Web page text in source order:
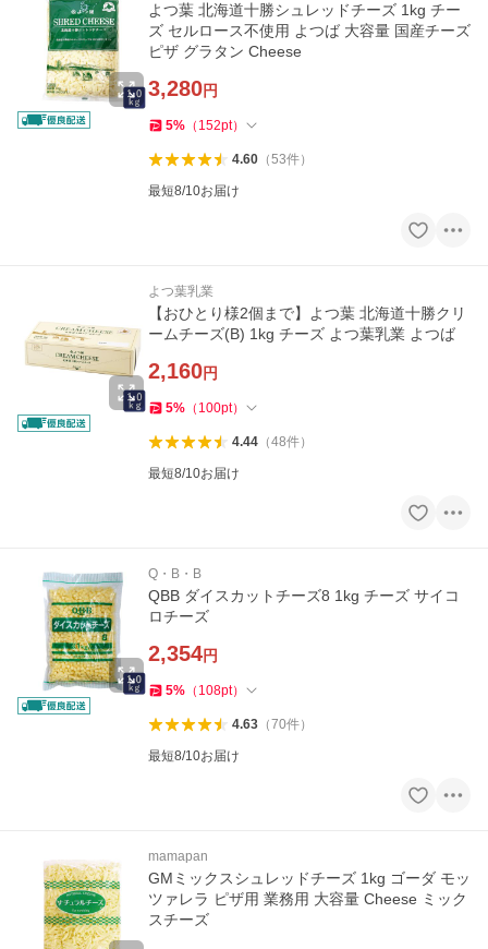
よつ葉 北海道十勝シュレッドチーズ 1kg チー
ズ セルロース不使用 よつば 大容量 国産チーズ
ピザ グラタン Cheese
3,280円
5% （ 152pt）
4.60（53件）
最短8/10お届け
よつ葉乳業
【おひとり様2個まで】よつ葉 北海道十勝クリ
ームチーズ(B) 1kg チーズ よつ葉乳業 よつば
2,160円
5% （ 100pt）
4.44（48件）
最短8/10お届け
Q・B・B
QBB ダイスカットチーズ8 1kg チーズ サイコ
ロチーズ
2,354円
5% （ 108pt）
4.63（70件）
最短8/10お届け
mamapan
GMミックスシュレッドチーズ 1kg ゴーダ モッ
ツァレラ ピザ用 業務用 大容量 Cheese ミック
スチーズ